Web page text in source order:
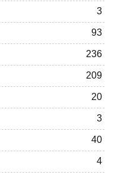
3
93
236
209
20
3
40
4